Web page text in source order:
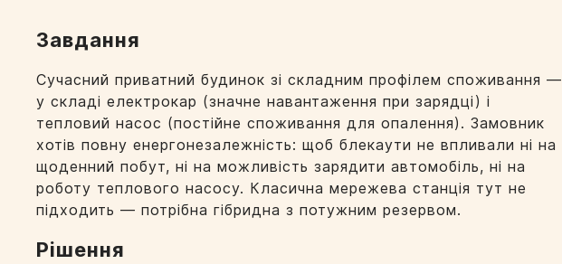
Завдання
Сучасний приватний будинок зі складним профілем споживання —
у складі електрокар (значне навантаження при зарядці) і
тепловий насос (постійне споживання для опалення). Замовник
хотів повну енергонезалежність: щоб блекаути не впливали ні на
щоденний побут, ні на можливість зарядити автомобіль, ні на
роботу теплового насосу. Класична мережева станція тут не
підходить — потрібна гібридна з потужним резервом.
Рішення